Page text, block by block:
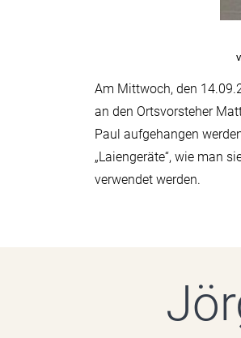
Am Mittwoch, den
an den Ortsvorsteher
Paul aufgehangen
„Laiengeräte“, wie man
verwendet werden.